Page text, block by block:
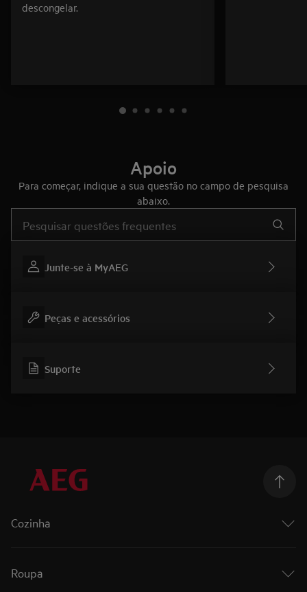
descongelar.
Apoio
Para começar, indique a sua questão no campo de pesquisa
abaixo.
Junte-se à MyAEG
Peças e acessórios
Suporte
Cozinha
Fornos
Fornos a vapor
Roupa